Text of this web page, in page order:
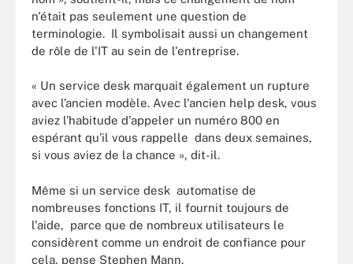
n'était pas seulement une question de
terminologie. Il symbolisait aussi un changement
de rôle de l'IT au sein de l'entreprise.
« Un service desk marquait également un rupture
avec l’ancien modèle. Avec l'ancien help desk, vous
aviez l'habitude d'appeler un numéro 800 en
espérant qu’il vous rappelle dans deux semaines,
si vous aviez de la chance », dit-il.
Même si un service desk automatise de
nombreuses fonctions IT, il fournit toujours de
l'aide, parce que de nombreux utilisateurs le
considèrent comme un endroit de confiance pour
cela, pense Stephen Mann.